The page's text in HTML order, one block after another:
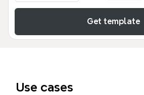
Get template
Use cases